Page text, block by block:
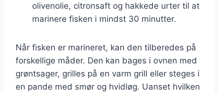
olivenolie, citronsaft og hakkede urter til at
marinere fisken i mindst 30 minutter.
Når fisken er marineret, kan den tilberedes på
forskellige måder. Den kan bages i ovnen med
grøntsager, grilles på en varm grill eller steges i
en pande med smør og hvidløg. Uanset hvilken